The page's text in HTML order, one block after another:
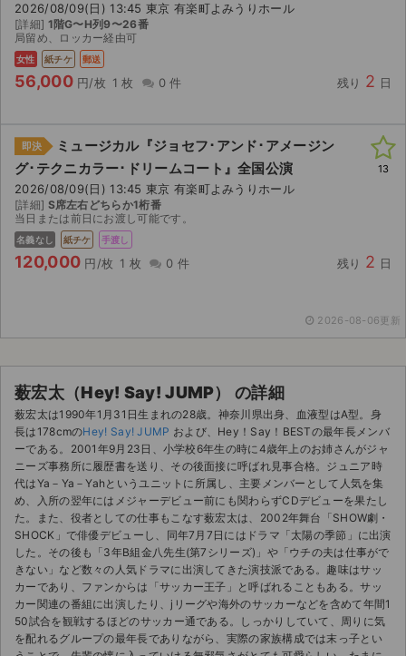
サイト情報
チケットジャム運営会社
チケットジャム利用規約
公演登録依頼
不正転売禁止法について
チケットジャムの取り組み
音楽情報
2026/08/09(日) 13:45 東京 有楽町よみうりホール
[詳細] 1階G〜H列9〜26番
局留め、ロッカー経由可
女性 紙チケ 郵送
56,000 円/枚 1 枚 0 件 残り 2 日
即決
ミュージカル『ジョセフ･アンド･アメージン
グ･テクニカラー･ドリームコート』全国公演
2026/08/09(日) 13:45 東京 有楽町よみうりホール
[詳細] S席左右どちらか1桁番
当日または前日にお渡し可能です。
名義なし 紙チケ 手渡し
120,000 円/枚 1 枚 0 件 残り 2 日
13
2026-08-06更新
薮宏太（Hey! Say! JUMP） の詳細
薮宏太は1990年1月31日生まれの28歳。神奈川県出身、血液型はA型。身
長は178cmのHey! Say! JUMP および、Hey！Say！BESTの最年長メンバ
ーである。2001年9月23日、小学校6年生の時に4歳年上のお姉さんがジャ
ニーズ事務所に履歴書を送り、その後面接に呼ばれ見事合格。ジュニア時
代はYa－Ya－Yahというユニットに所属し、主要メンバーとして人気を集
め、入所の翌年にはメジャーデビュー前にも関わらずCDデビューを果たし
た。また、役者としての仕事もこなす薮宏太は、2002年舞台「SHOW劇・
SHOCK」で俳優デビューし、同年7月7日にはドラマ「太陽の季節」に出演
した。その後も「3年B組金八先生(第7シリーズ)」や「ウチの夫は仕事がで
きない」など数々の人気ドラマに出演してきた演技派である。趣味はサッ
カーであり、ファンからは「サッカー王子」と呼ばれることもある。サッ
カー関連の番組に出演したり、jリーグや海外のサッカーなどを含めて年間1
50試合を観戦するほどのサッカー通である。しっかりしていて、周りに気
を配れるグループの最年長でありながら、実際の家族構成では末っ子とい